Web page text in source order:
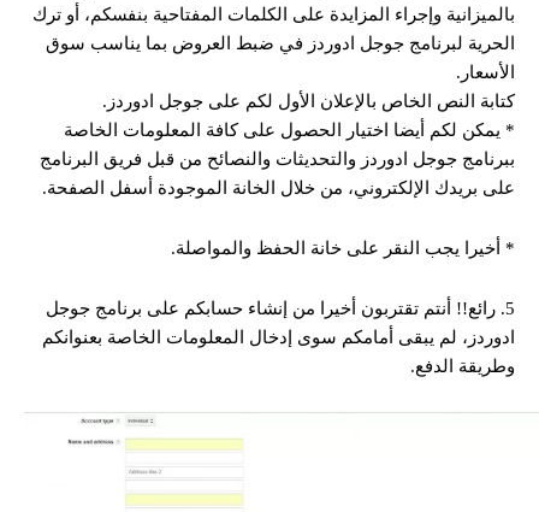
بالميزانية وإجراء المزايدة على الكلمات المفتاحية بنفسكم، أو ترك
الحرية لبرنامج جوجل ادوردز في ضبط العروض بما يناسب سوق
الأسعار.
كتابة النص الخاص بالإعلان الأول لكم على جوجل ادوردز.
* يمكن لكم أيضا اختيار الحصول على كافة المعلومات الخاصة
ببرنامج جوجل ادوردز والتحديثات والنصائح من قبل فريق البرنامج
على بريدك الإلكتروني، من خلال الخانة الموجودة أسفل الصفحة.
* أخيرا يجب النقر على خانة الحفظ والمواصلة.
5. رائع!! أنتم تقتربون أخيرا من إنشاء حسابكم على برنامج جوجل
ادوردز، لم يبقى أمامكم سوى إدخال المعلومات الخاصة بعنوانكم
وطريقة الدفع.